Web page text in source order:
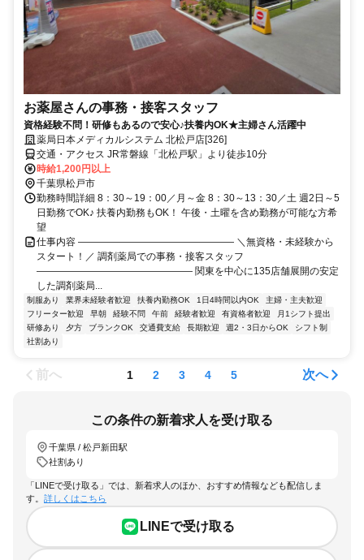
お薬屋さんの事務・接客スタッフ
資格経験不問！研修もあるので安心♪扶養内OK★主婦さん活躍中
薬局日本メディカルシステム 北松戸店[326]
交通・アクセス JR常磐線「北松戸駅」より徒歩10分
時給1,200円以上
千葉県松戸市
勤務時間詳細 8：30～19：00／月～金 8：30～13：30／土 週2日～5
日勤務でOK♪ 扶養内勤務もOK！ 午後・土曜を含め勤務が可能な方希
望
仕事内容 ―――――――――――――――― ＼無資格・未経験から
スタート！／ 調剤薬局での事務・接客スタッフ
―――――――――――――――― 関東を中心に135店舗展開の安定
した調剤薬局...
制服あり 業界未経験者歓迎 扶養内勤務OK 1日4時間以内OK
主婦・主夫歓迎
フリーター歓迎
早朝 経験不問 午前 経験者歓迎 有資格者歓迎
月1シフト提出
研修あり
夕方 ブランクOK 交通費支給 長期歓迎 週2・3日からOK
シフト制
社割あり
前へ 1 2 3 4 5 次へ
この条件の新着求人を受け取る
千葉県 / 松戸新田駅
社割あり
「LINEで受け取る」では、新着求人のほか、おすすめ情報なども配信しま
す。 詳しくはこちら
LINEで受け取る